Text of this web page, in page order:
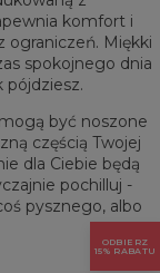
komfort i
ograniczeń. Miękki
spokojnego dnia
być noszone
częścią Twojej
dla Ciebie będą
pochilluj -
pysznego, albo
ODBIERZ
15% RABATU